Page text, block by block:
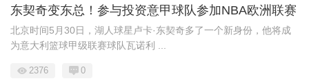
东契奇变东总！参与投资意甲球队参加NBA欧洲联赛
北京时间5月30日，湖人球星卢卡·东契奇多了一个新身份，他将成
为意大利篮球甲级联赛球队瓦诺利 ...
2376 0